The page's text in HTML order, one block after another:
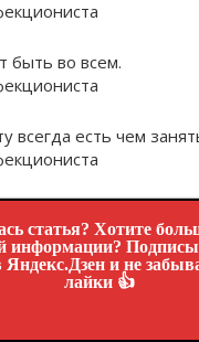
быть во всем.
всегда есть чем
статья? Хотите
информации?
и не
лайки 👍